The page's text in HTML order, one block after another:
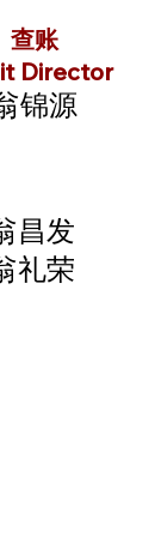
昌发
礼荣
查账
Director
锦源